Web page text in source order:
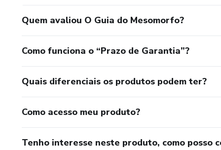
Quem avaliou O Guia do Mesomorfo?
Como funciona o “Prazo de Garantia”?
Quais diferenciais os produtos podem ter?
Como acesso meu produto?
Tenho interesse neste produto, como posso